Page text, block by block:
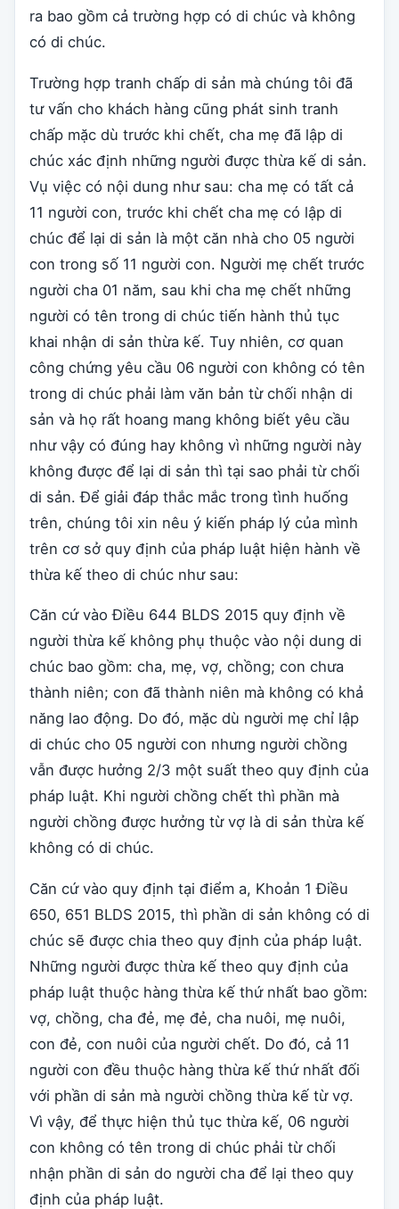
ra bao gồm cả trường hợp có di chúc và không
có di chúc.
Trường hợp tranh chấp di sản mà chúng tôi đã
tư vấn cho khách hàng cũng phát sinh tranh
chấp mặc dù trước khi chết, cha mẹ đã lập di
chúc xác định những người được thừa kế di sản.
Vụ việc có nội dung như sau: cha mẹ có tất cả
11 người con, trước khi chết cha mẹ có lập di
chúc để lại di sản là một căn nhà cho 05 người
con trong số 11 người con. Người mẹ chết trước
người cha 01 năm, sau khi cha mẹ chết những
người có tên trong di chúc tiến hành thủ tục
khai nhận di sản thừa kế. Tuy nhiên, cơ quan
công chứng yêu cầu 06 người con không có tên
trong di chúc phải làm văn bản từ chối nhận di
sản và họ rất hoang mang không biết yêu cầu
như vậy có đúng hay không vì những người này
không được để lại di sản thì tại sao phải từ chối
di sản. Để giải đáp thắc mắc trong tình huống
trên, chúng tôi xin nêu ý kiến pháp lý của mình
trên cơ sở quy định của pháp luật hiện hành về
thừa kế theo di chúc như sau:
Căn cứ vào Điều 644 BLDS 2015 quy định về
người thừa kế không phụ thuộc vào nội dung di
chúc bao gồm: cha, mẹ, vợ, chồng; con chưa
thành niên; con đã thành niên mà không có khả
năng lao động. Do đó, mặc dù người mẹ chỉ lập
di chúc cho 05 người con nhưng người chồng
vẫn được hưởng 2/3 một suất theo quy định của
pháp luật. Khi người chồng chết thì phần mà
người chồng được hưởng từ vợ là di sản thừa kế
không có di chúc.
Căn cứ vào quy định tại điểm a, Khoản 1 Điều
650, 651 BLDS 2015, thì phần di sản không có di
chúc sẽ được chia theo quy định của pháp luật.
Những người được thừa kế theo quy định của
pháp luật thuộc hàng thừa kế thứ nhất bao gồm:
vợ, chồng, cha đẻ, mẹ đẻ, cha nuôi, mẹ nuôi,
con đẻ, con nuôi của người chết. Do đó, cả 11
người con đều thuộc hàng thừa kế thứ nhất đối
với phần di sản mà người chồng thừa kế từ vợ.
Vì vậy, để thực hiện thủ tục thừa kế, 06 người
con không có tên trong di chúc phải từ chối
nhận phần di sản do người cha để lại theo quy
định của pháp luật.